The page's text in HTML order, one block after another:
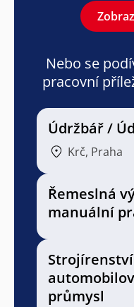
Nebo se
pracovní
Údržbář /
Krč, Praha
Řemeslná
manuální
průmysl